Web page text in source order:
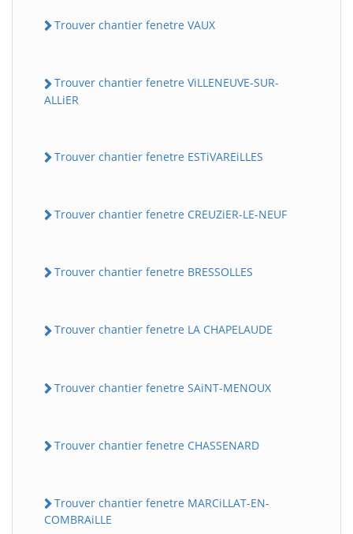
Trouver chantier fenetre VAUX
Trouver chantier fenetre ViLLENEUVE-SUR-
ALLiER
Trouver chantier fenetre ESTiVAREiLLES
Trouver chantier fenetre CREUZiER-LE-NEUF
Trouver chantier fenetre BRESSOLLES
Trouver chantier fenetre LA CHAPELAUDE
Trouver chantier fenetre SAiNT-MENOUX
Trouver chantier fenetre CHASSENARD
Trouver chantier fenetre MARCiLLAT-EN-
COMBRAiLLE